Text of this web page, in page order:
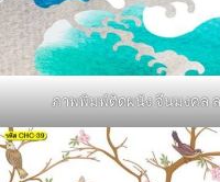
ภาพพิมพ์ติดผนัง จีนมงคล